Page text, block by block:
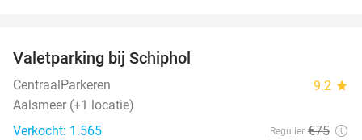
Valetparking bij Schiphol
CentraalParkeren 9.2 star
Aalsmeer (+1 locatie)
Verkocht: 1.565
Regulier €75